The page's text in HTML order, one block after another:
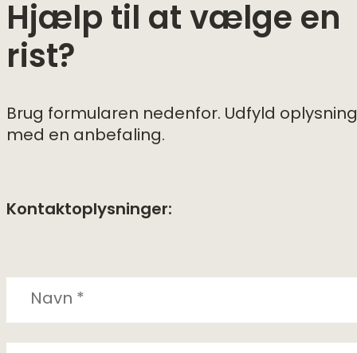
Hjælp til at vælge en
rist?
Brug formularen nedenfor. Udfyld
med en anbefaling.
Kontaktoplysninger: